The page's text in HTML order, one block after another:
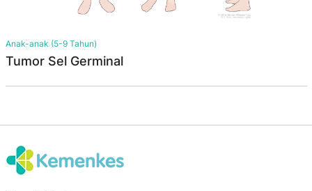
Anak-anak (5-9 Tahun)
Tumor Sel Germinal